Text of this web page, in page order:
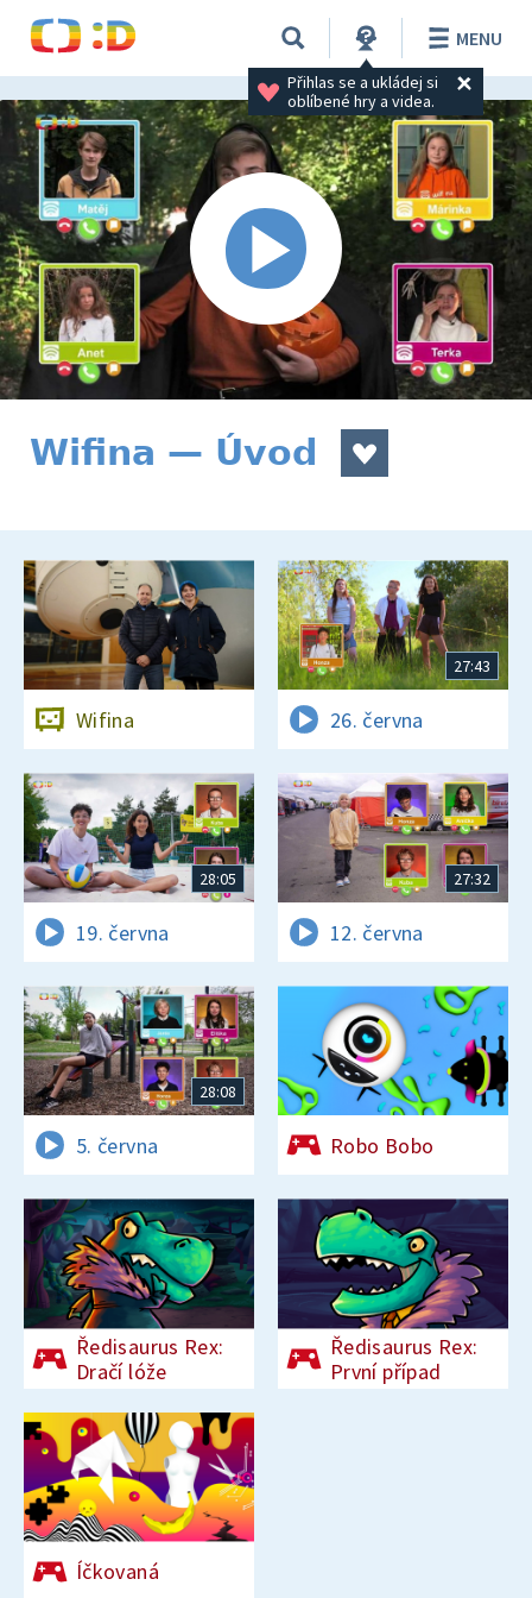
Přihlas se a ukládej si
oblíbené hry a videa.
MENU
Wifina — Úvod
Wifina
27:43
26. června
28:05
19. června
27:32
12. června
28:08
5. června Robo Bobo
Ředisaurus Rex:
Dračí lóže
Ředisaurus Rex:
První případ
Íčkovaná